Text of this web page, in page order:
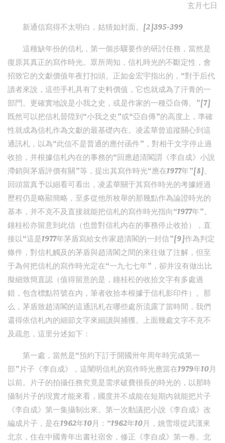
玄月七日
新通信寫得不太明白，姑猜如封面。[2]395-399
這種缺年份的信札，第一個步驟要作的研討任務，當然是
復原其真正的寫作時光。眾所周知，信札時光的不斷定性，會
招致它的文獻價值年夜打扣頭。正如金宏宇指出的，“對于后代
讀者來說，這些手札具有了史料價值，它也就成為了汗青的一
部門。更確實地說是小我之史，或是作家的一種亞自傳。”[7]
既然可以把信札晉陞到“小我之史”或“亞自傳”的高度上，準確
性就成為信札作為文獻的最基礎內在。凌孟華曾追蹤關心到這
通訊札，以為“此信不是普通的應付函件”，對相干文字停止過
收拾，并根據信札內在的事務的“回應趙清閣謂《李自成》小說
滯銷與茅盾評價有關”等，提出其寫作時光“應在1977年”[8]。
回頭當真予以細看可看出，凌孟華關于其寫作時光的考據經過
歷程仍是略顯簡略，至多從他所枚舉的那幾點作為論證時光的
基本，并不克不及直接就能把信札的寫作時光指向“1977年”。
鐘桂松亦留意到此信（也曾對信札內在的事務停止收拾），直
接以“這是1977年茅盾寫給女作家趙清閣的一封信”[9]作為判定
條件，對信札觸及的茅盾與趙清閣之間的來往做了注解，但至
于為何把信札的寫作時光定在“一九七七年”，卻并沒有做出比
擬細致簡直認（值得留意的是，鐘桂松的收拾文字有多處過
錯，包含標點符號在內，筆者收拾本根據于信札影印件）。那
么，茅盾致趙清閣的這通訊札在哪些處所流露了當時間，我們
還得依信札內的細節文字來細讀與捕獲。上面幾處文字不克不
及疏忽，這里分述如下：
第一處，當然是“預約下訂于開國卅年周年時完成第一
部”片子《李自成》，這闡明信札的寫作時光應當在1979年10月
以前。片子的拍攝任務究竟是需求破費很長的時光的，以那時
攝制片子的現實才能來看，國度并不成能在短期內就能把片子
《李自成》第一集攝制出來。第一次動議把小說《李自成》改
編成片子，是在1962年10月：“1962年10月，姚雪垠從武漢來
北京，住在中國青年出書社宿舍，修正《李自成》第一卷。北